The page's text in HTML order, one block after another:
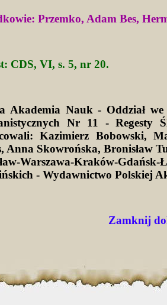
Przemko, Adam Bes,
CDS, VI, s. 5, nr 20.
Akademia Nauk - Oddział
Nr 11 -
Kazimierz Bobowski,
Anna Skowrońska, Bronisław
Warszawa-Kraków-
- Wydawnictwo Polskiej
Zamknij